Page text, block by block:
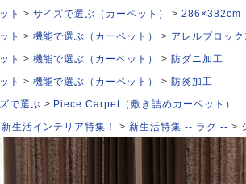
ト サイズで選ぶ（カーペット）
286×382cm
ト 機能で選ぶ（カーペット）
アレルブロック
ト 機能で選ぶ（カーペット）
防ダニ加工
ト 機能で選ぶ（カーペット）
防炎加工
で選ぶ
Piece Carpet（敷き詰めカーペット）
新生活インテリア特集！ 新生活特集 -- ラグ --